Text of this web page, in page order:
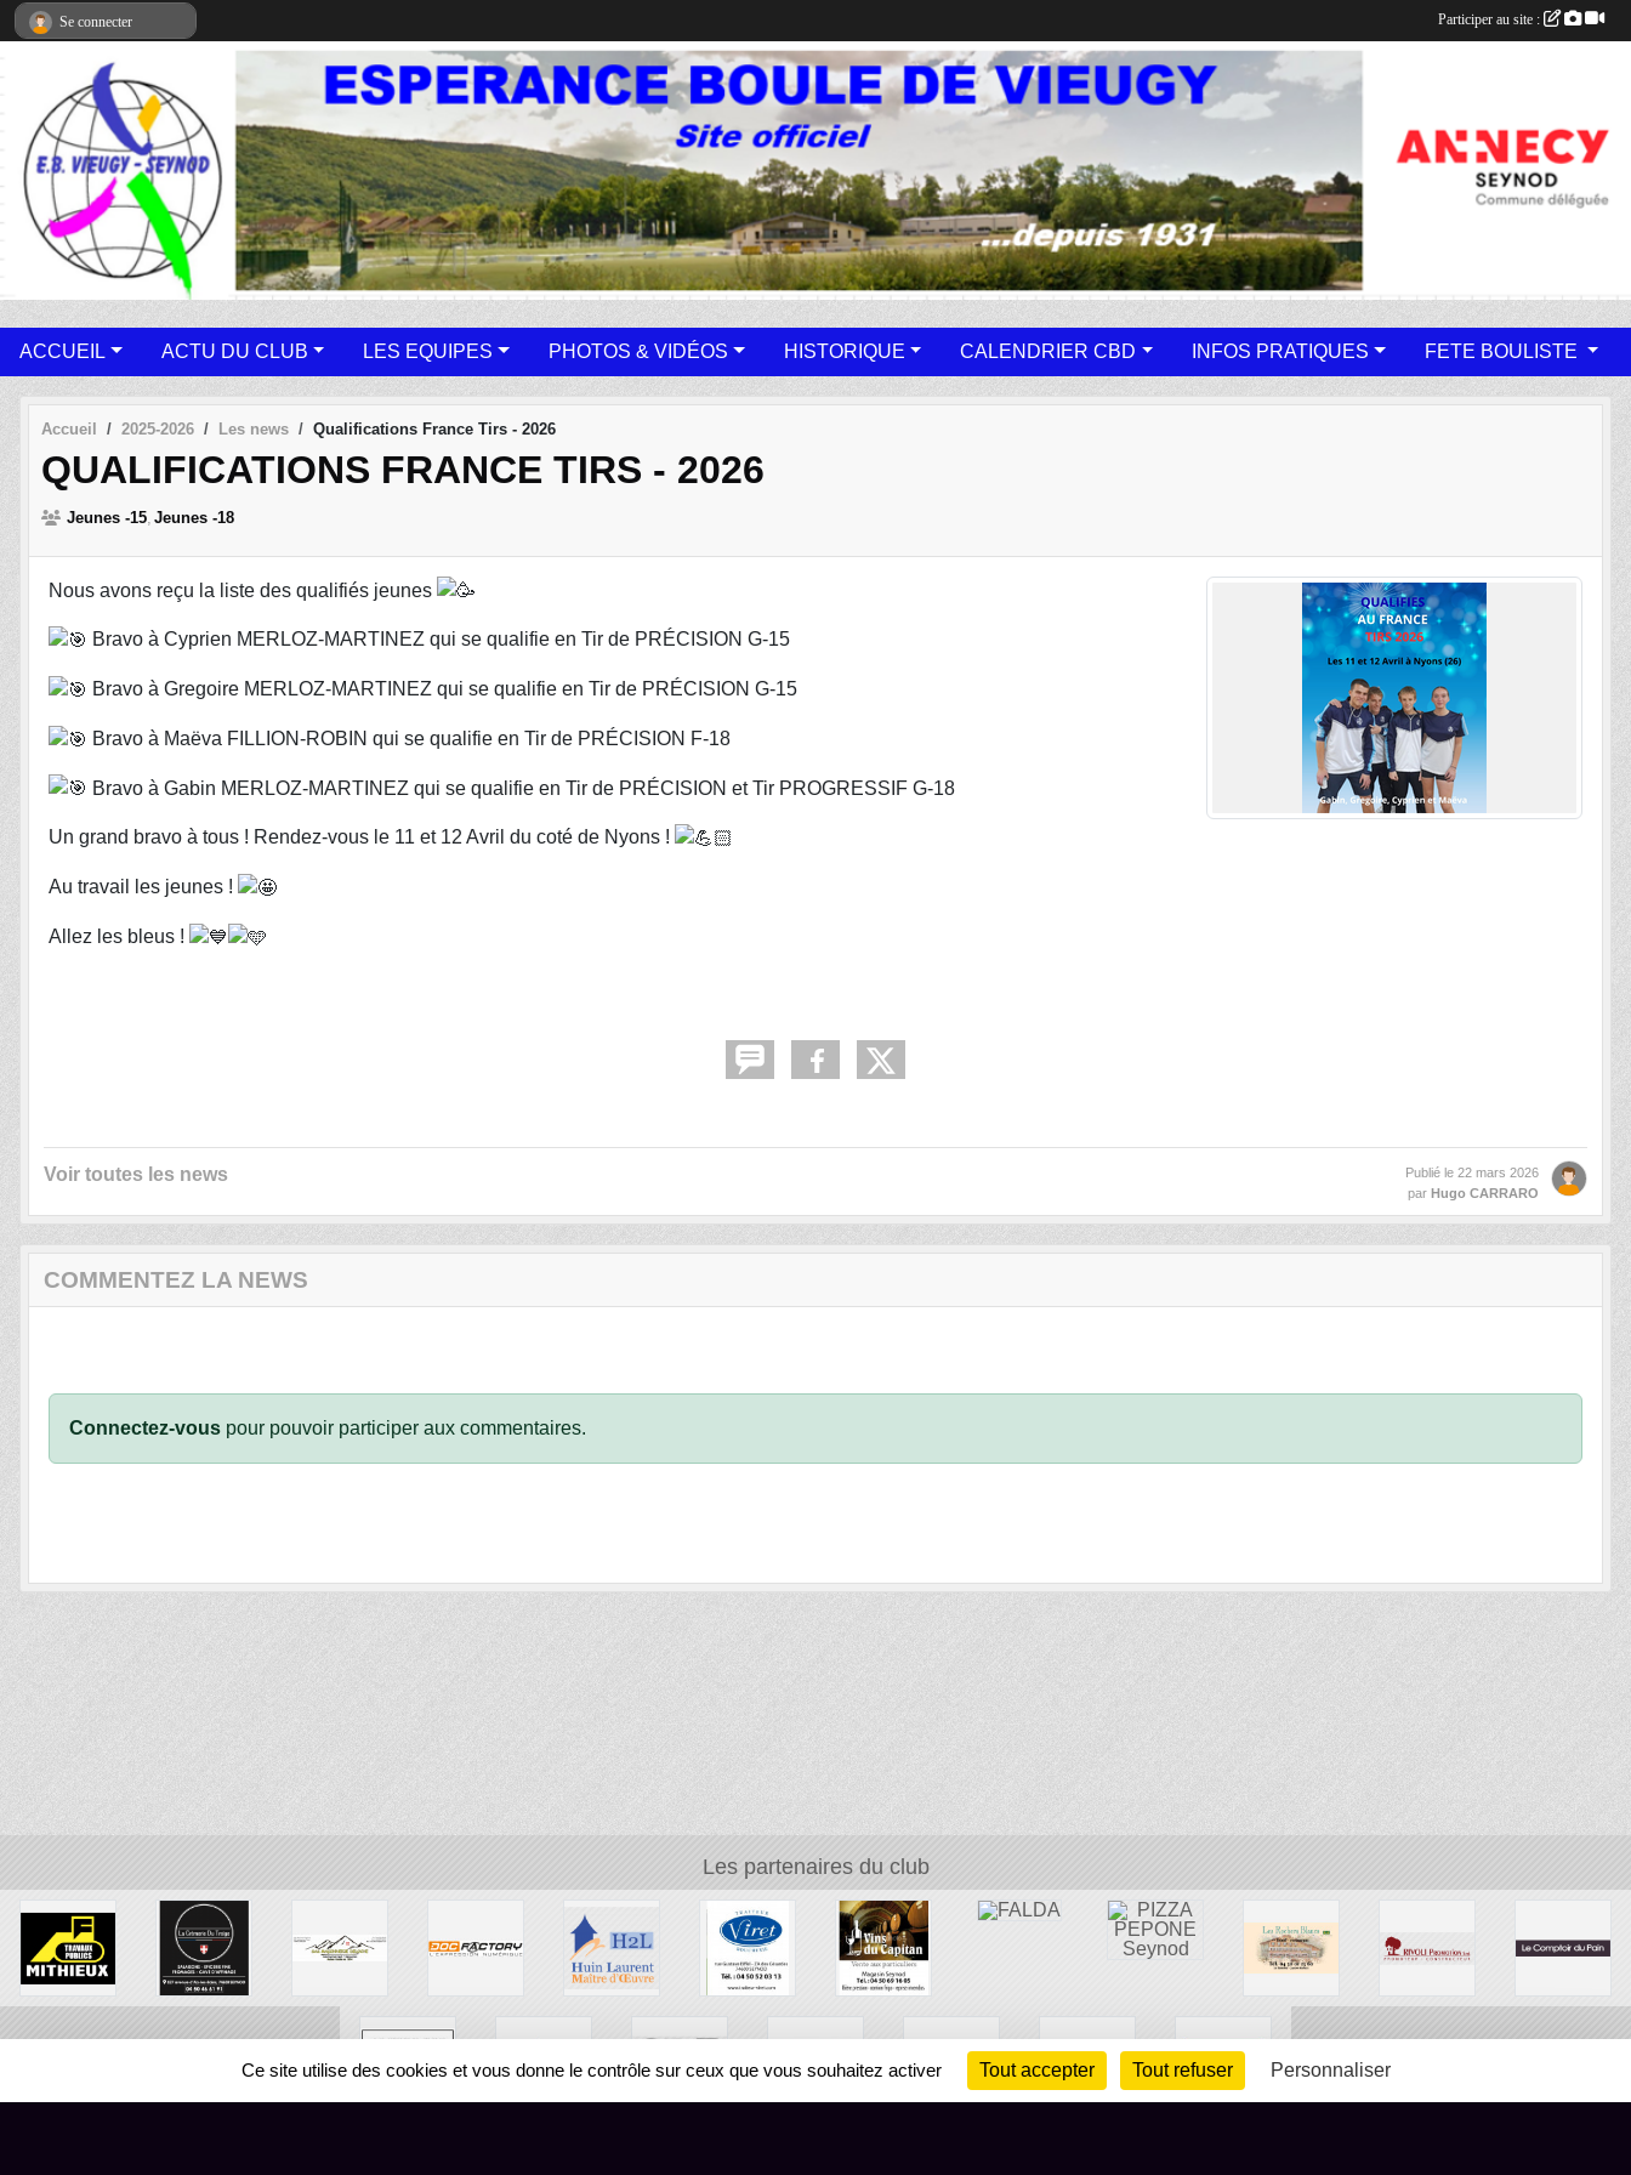
ACCUEIL ACTU DU CLUB LES EQUIPES PHOTOS & VIDÉOS HISTORIQUE CALENDRIER CBD INFOS PRATIQUES FETE BOULISTE
Accueil 2025-2026 Les news Qualifications France Tirs - 2026
QUALIFICATIONS FRANCE TIRS - 2026
Jeunes -15 Jeunes -18
Nous avons reçu la liste des qualifiés jeunes
Bravo à Cyprien MERLOZ-MARTINEZ qui se qualifie en Tir de PRÉCISION G-15
Bravo à Gregoire MERLOZ-MARTINEZ qui se qualifie en Tir de PRÉCISION G-15
Bravo à Maëva FILLION-ROBIN qui se qualifie en Tir de PRÉCISION F-18
Bravo à Gabin MERLOZ-MARTINEZ qui se qualifie en Tir de PRÉCISION et Tir PROGRESSIF G-18
Un grand bravo à tous ! Rendez-vous le 11 et 12 Avril du coté de Nyons !
Au travail les jeunes !
Allez les bleus !
Voir toutes les news Publié le 22 mars 2026
par Hugo CARRARO
COMMENTEZ LA NEWS
Connectez-vous pour pouvoir participer aux commentaires.
Les partenaires du club
Se connecter Participer au site :
Panneau de gestion des cookies
Ce site utilise des cookies et vous donne le contrôle sur ceux que vous souhaitez activer Tout accepter Tout refuser Personnaliser